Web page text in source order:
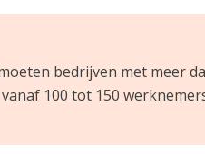
bedrijven met meer
100 tot 150